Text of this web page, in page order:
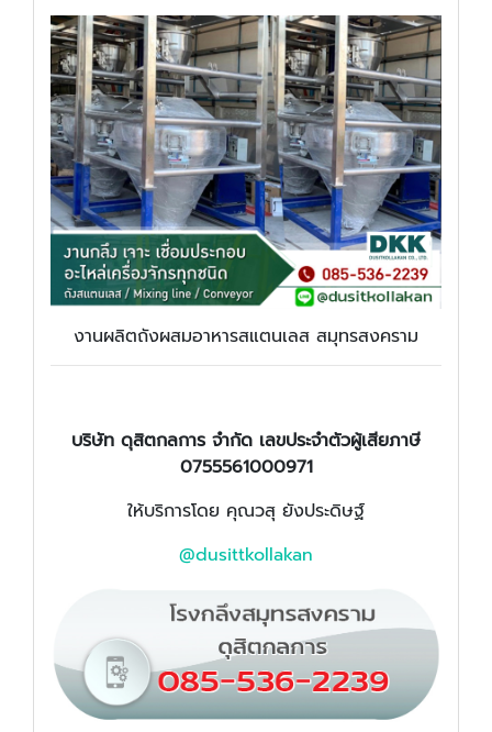
งานผลิตถังผสมอาหารสแตนเลส สมุทรสงคราม
บริษัท ดุสิตกลการ จำกัด เลขประจำตัวผู้เสียภาษี
0755561000971
ให้บริการโดย คุณวสุ ยังประดิษฐ์
@dusittkollakan